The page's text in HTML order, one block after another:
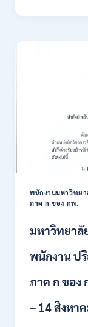
พนักงานมหาวิทยา
ภาค ก ของ กพ.
มหาวิทยาลั
พนักงาน ป
ภาค ก ของ
– 14 สิงหา